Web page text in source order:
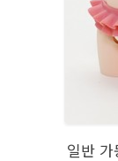
일반